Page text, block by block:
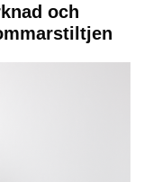
och